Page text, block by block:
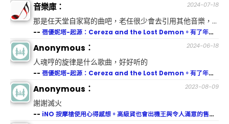
2024-07-18
音樂庫：
那是任天堂自家寫的曲吧，老任很少會去引用其他音樂，...
-- 蓓優妮塔-起源：Cereza and the Lost Demon。有了年紀後，哭點總是特別低。
2024-06-18
Anonymous：
人魂哼的旋律是什么歌曲，好好听的
-- 蓓優妮塔-起源：Cereza and the Lost Demon。有了年紀後，哭點總是特別低。
2023-08-09
Anonymous：
謝謝滅火
-- iNO 按摩槍使用心得感想。高級貨也會出機王與令人滿意的售後服務